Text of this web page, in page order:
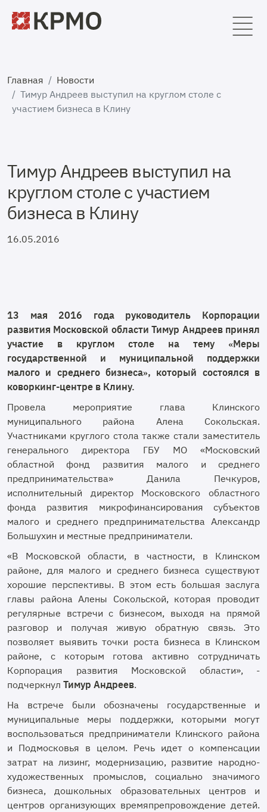
Главная
Новости
Тимур Андреев выступил на круглом столе с
участием бизнеса в Клину
Тимур Андреев выступил на
круглом столе с участием
бизнеса в Клину
16.05.2016
13 мая 2016 года руководитель Корпорации
развития Московской области Тимур Андреев принял
участие в круглом столе на тему «Меры
государственной и муниципальной поддержки
малого и среднего бизнеса», который состоялся в
коворкинг-центре в Клину.
Провела мероприятие глава Клинского
муниципального района Алена Сокольская.
Участниками круглого стола также стали заместитель
генерального директора ГБУ МО «Московский
областной фонд развития малого и среднего
предпринимательства» Данила Печкуров,
исполнительный директор Московского областного
фонда развития микрофинансирования субъектов
малого и среднего предпринимательства Александр
Большухин и местные предприниматели.
«В Московской области, в частности, в Клинском
районе, для малого и среднего бизнеса существуют
хорошие перспективы. В этом есть большая заслуга
главы района Алены Сокольской, которая проводит
регулярные встречи с бизнесом, выходя на прямой
разговор и получая живую обратную связь. Это
позволяет выявить точки роста бизнеса в Клинском
районе, с которым готова активно сотрудничать
Корпорация развития Московской области», -
подчеркнул Тимур Андреев.
На встрече были обозначены государственные и
муниципальные меры поддержки, которыми могут
воспользоваться предприниматели Клинского района
и Подмосковья в целом. Речь идет о компенсации
затрат на лизинг, модернизацию, развитие народно-
художественных промыслов, социально значимого
бизнеса, дошкольных образовательных центров и
центров организующих времяпрепровождение детей.